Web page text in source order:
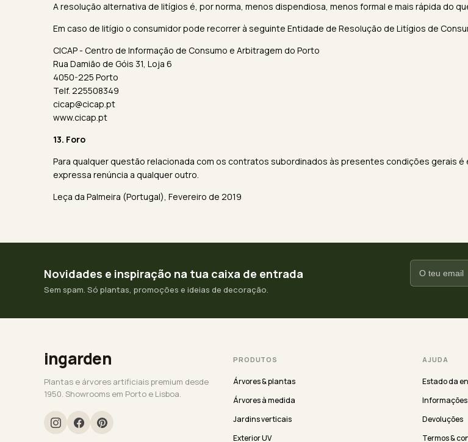
A resolução alternativa de litígios é, por norma, menos dispendiosa, menos formal e mais rápida do
Em caso de litígio o consumidor pode recorrer à seguinte Entidade de Resolução de Litígios de
CICAP - Centro de Informação de Consumo e Arbitragem do Porto
Rua Damião de Góis 31, Loja 6
4050-225 Porto
Telf. 225508349
cicap@cicap.pt
www.cicap.pt
13. Foro
Para qualquer questão relacionada com os contratos subordinados às presentes condições gerais
expressa renúncia a qualquer outro.
Leça da Palmeira (Portugal), Fevereiro de 2019
Novidades e inspiração na tua caixa de entrada
Sem spam. Só plantas, promoções e ideias de decoração.
ingarden
Plantas e árvores artificiais premium desde
1950. Showrooms em Porto e Lisboa.
PRODUTOS
Árvores & plantas
Árvores à medida
Jardins verticais
Exterior UV
AJUDA
Estado da
Devoluções
Termos &